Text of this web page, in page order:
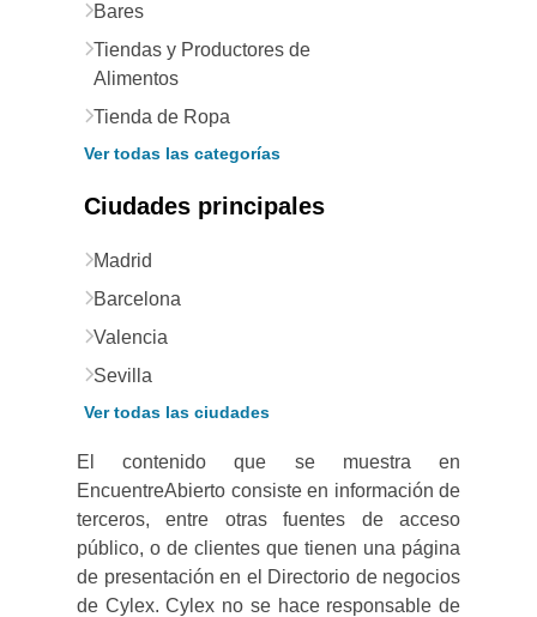
Bares
Tiendas y Productores de
Alimentos
Tienda de Ropa
Ver todas las categorías
Ciudades principales
Madrid
Barcelona
Valencia
Sevilla
Ver todas las ciudades
El contenido que se muestra en
EncuentreAbierto consiste en información de
terceros, entre otras fuentes de acceso
público, o de clientes que tienen una página
de presentación en el Directorio de negocios
de Cylex. Cylex no se hace responsable de